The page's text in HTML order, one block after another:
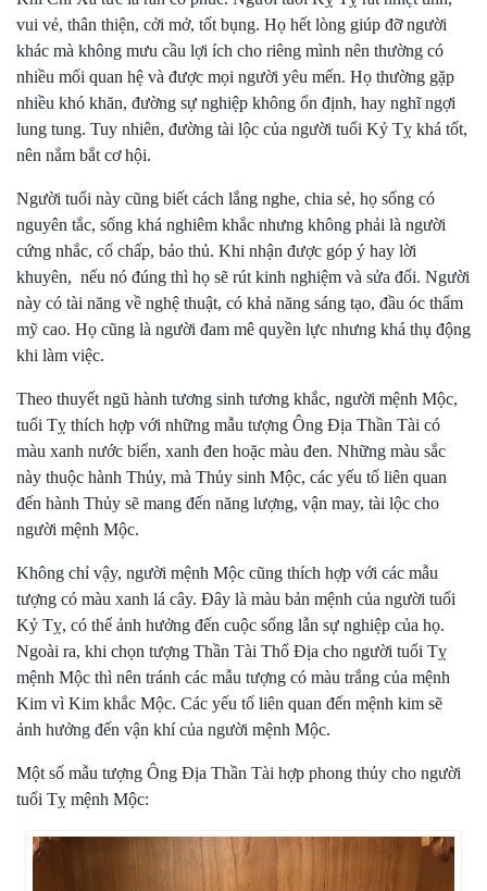
vui vẻ, thân thiện, cởi mở, tốt bụng. Họ hết lòng giúp đỡ người
khác mà không mưu cầu lợi ích cho riêng mình nên thường có
nhiều mối quan hệ và được mọi người yêu mến. Họ thường gặp
nhiều khó khăn, đường sự nghiệp không ổn định, hay nghĩ ngợi
lung tung. Tuy nhiên, đường tài lộc của người tuổi Kỷ Tỵ khá tốt,
nên nắm bắt cơ hội.
Người tuổi này cũng biết cách lắng nghe, chia sẻ, họ sống có
nguyên tắc, sống khá nghiêm khắc nhưng không phải là người
cứng nhắc, cố chấp, bảo thủ. Khi nhận được góp ý hay lời
khuyên, nếu nó đúng thì họ sẽ rút kinh nghiệm và sửa đổi. Người
này có tài năng về nghệ thuật, có khả năng sáng tạo, đầu óc thẩm
mỹ cao. Họ cũng là người đam mê quyền lực nhưng khá thụ động
khi làm việc.
Theo thuyết ngũ hành tương sinh tương khắc, người mệnh Mộc,
tuổi Tỵ thích hợp với những mẫu tượng Ông Địa Thần Tài có
màu xanh nước biển, xanh đen hoặc màu đen. Những màu sắc
này thuộc hành Thủy, mà Thủy sinh Mộc, các yếu tố liên quan
đến hành Thủy sẽ mang đến năng lượng, vận may, tài lộc cho
người mệnh Mộc.
Không chỉ vậy, người mệnh Mộc cũng thích hợp với các mẫu
tượng có màu xanh lá cây. Đây là màu bản mệnh của người tuổi
Kỷ Tỵ, có thể ảnh hưởng đến cuộc sống lẫn sự nghiệp của họ.
Ngoài ra, khi chọn tượng Thần Tài Thổ Địa cho người tuổi Tỵ
mệnh Mộc thì nên tránh các mẫu tượng có màu trắng của mệnh
Kim vì Kim khắc Mộc. Các yếu tố liên quan đến mệnh kim sẽ
ảnh hưởng đến vận khí của người mệnh Mộc.
Một số mẫu tượng Ông Địa Thần Tài hợp phong thủy cho người
tuổi Tỵ mệnh Mộc: